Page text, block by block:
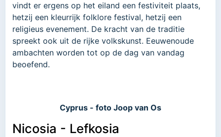
vindt er ergens op het eiland een festiviteit plaats,
hetzij een kleurrijk folklore festival, hetzij een
religieus evenement. De kracht van de traditie
spreekt ook uit de rijke volkskunst. Eeuwenoude
ambachten worden tot op de dag van vandag
beoefend.
Cyprus - foto Joop van Os
Nicosia - Lefkosia